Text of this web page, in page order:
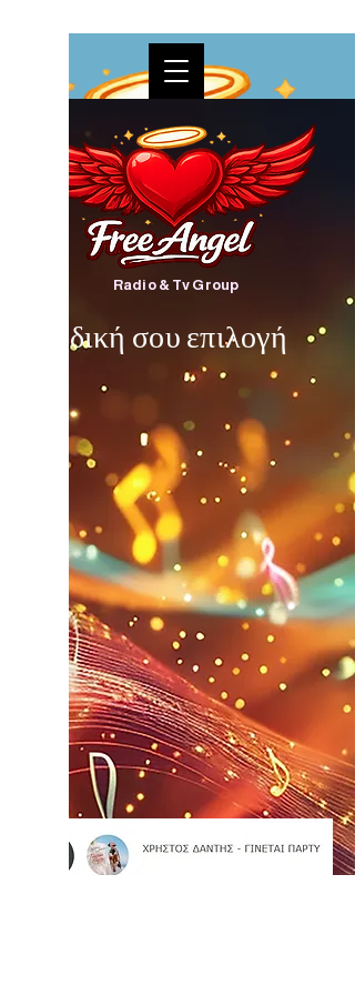
Radio & Tv Group
Η δική σου επιλογή